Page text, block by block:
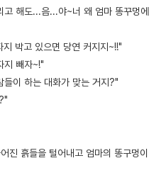
해도...음...야~너 왜 엄마 똥꾸멍에
박고 있으면 당연 커지지~!!"
지 빼자~!"
이 하는 대화가 맞는 거지?"
진 흙들을 털어내고 엄마의 똥구멍이